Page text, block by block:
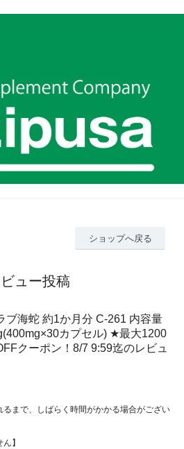
ショップへ戻る
ュー投稿
ブ海蛇 約1か月分 C-261 内容量
カプセル) ★最大1200
クーポン！8/7 9:59迄のレビュ
まで、しばらく時間がかかる場合がござい
】